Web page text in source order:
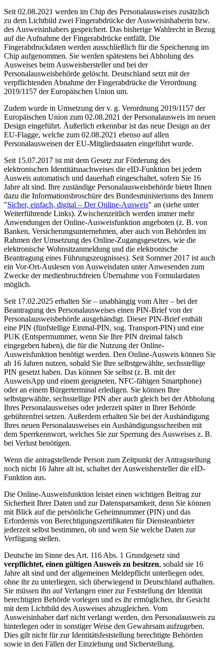
Seit 02.08.2021 werden im Chip des Personalausweises zusätzlich
zu dem Lichtbild zwei Fingerabdrücke der Ausweisinhaberin bzw.
des Ausweisinhabers gespeichert. Das bisherige Wahlrecht in Bezug
auf die Aufnahme der Fingerabdrücke entfällt. Die
Fingerabdruckdaten werden ausschließlich für die Speicherung im
Chip aufgenommen. Sie werden spätestens bei Abholung des
Ausweises beim Ausweishersteller und bei der
Personalausweisbehörde gelöscht. Deutschland setzt mit der
verpflichtenden Abnahme der Fingerabdrücke die Verordnung
2019/1157 der Europäischen Union um.
Zudem wurde in Umsetzung der v. g. Verordnung 2019/1157 der
Europäischen Union zum 02.08.2021 der Personalausweis im neuen
Design eingeführt. Äußerlich erkennbar ist das neue Design an der
EU-Flagge, welche zum 02.08.2021 ebenso auf allen
Personalausweisen der EU-Mitgliedstaaten eingeführt wurde.
Seit 15.07.2017 ist mit dem Gesetz zur Förderung des
elektronischen Identitätsnachweises die eID-Funktion bei jedem
Ausweis automatisch und dauerhaft eingeschaltet, sofern Sie 16
Jahre alt sind. Ihre zuständige Personalausweisbehörde bietet Ihnen
dazu die Informationsbroschüre des Bundesministeriums des Innern
"Sicher, einfach, digital – Der Online-Ausweis" an (siehe unter
Weiterführende Links). Zwischenzeitlich werden immer mehr
Anwendungen der Online-Ausweisfunktion angeboten (z. B. von
Banken, Versicherungsunternehmen, aber auch von Behörden im
Rahmen der Umsetzung des Online-Zugangsgesetzes, wie die
elektronische Wohnsitzanmeldung und die elektronische
Beantragung eines Führungszeugnisses). Seit Sommer 2017 ist auch
ein Vor-Ort-Auslesen von Ausweisdaten unter Anwesenden zum
Zwecke der medienbruchfreien Übernahme von Formulardaten
möglich.
Seit 17.02.2025 erhalten Sie – unabhängig vom Alter – bei der
Beantragung des Personalausweises einen PIN-Brief von der
Personalausweisbehörde ausgehändigt. Dieser PIN-Brief enthält
eine PIN (fünfstellige Einmal-PIN, sog. Transport-PIN) und eine
PUK (Entsperrnummer, wenn Sie Ihre PIN dreimal falsch
eingegeben haben), die für die Nutzung der Online-
Ausweisfunktion benötigt werden. Den Online-Ausweis können Sie
ab 16 Jahren nutzen, sobald Sie Ihre selbstgewählte, sechsstellige
PIN gesetzt haben. Das können Sie selbst (z. B. mit der
AusweisApp und einem geeigneten, NFC-fähigen Smartphone)
oder an einem Bürgerterminal erledigen. Sie können Ihre
selbstgewählte, sechsstellige PIN aber auch gleich bei der Abholung
Ihres Personalausweises oder jederzeit später in Ihrer Behörde
gebührenfrei setzen. Außerdem erhalten Sie bei der Aushändigung
Ihres neuen Personalausweises ein Aushändigungsschreiben mit
dem Sperrkennwort, welches Sie zur Sperrung des Ausweises z. B.
bei Verlust benötigen.
Wenn die antragstellende Person zum Zeitpunkt der Antragstellung
noch nicht 16 Jahre alt ist, schaltet der Ausweishersteller die eID-
Funktion aus.
Die Online-Ausweisfunktion leistet einen wichtigen Beitrag zur
Sicherheit Ihrer Daten und zur Datensparsamkeit, denn Sie können
mit Blick auf die persönliche Geheimnummer (PIN) und das
Erfordernis von Berechtigungszertifikaten für Diensteanbieter
jederzeit selbst bestimmen, ob und wem Sie welche Daten zur
Verfügung stellen.
Deutsche im Sinne des Art. 116 Abs. 1 Grundgesetz sind
verpflichtet, einen gültigen Ausweis zu besitzen, sobald sie 16
Jahre alt sind und der allgemeinen Meldepflicht unterliegen oder,
ohne ihr zu unterliegen, sich überwiegend in Deutschland aufhalten.
Sie müssen ihn auf Verlangen einer zur Feststellung der Identität
berechtigten Behörde vorlegen und es ihr ermöglichen, ihr Gesicht
mit dem Lichtbild des Ausweises abzugleichen. Vom
Ausweisinhaber darf nicht verlangt werden, den Personalausweis zu
hinterlegen oder in sonstiger Weise den Gewahrsam aufzugeben.
Dies gilt nicht für zur Identitätsfeststellung berechtigte Behörden
sowie in den Fällen der Einziehung und Sicherstellung.